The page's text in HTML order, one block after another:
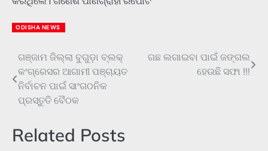
ODISHA NEWS
Post
navigation
ଗଞ୍ଜାମ ଜିଲ୍ଲା ବୁଗୁଡ଼ା ବ୍ଲକ୍
କଂଗ୍ରେସର ଆଗାମୀ ପଞ୍ଚାୟତ
ନିର୍ବାଚନ ପାଇଁ ସାଂଗଠନିକ
ପ୍ରସ୍ତୁତି ବୈଠକ
ଗଛ ଲଗାଇବା ପାଇଁ ଜଙ୍ଗଲ
ହେଉଛି ସଫା !!!
Related Posts